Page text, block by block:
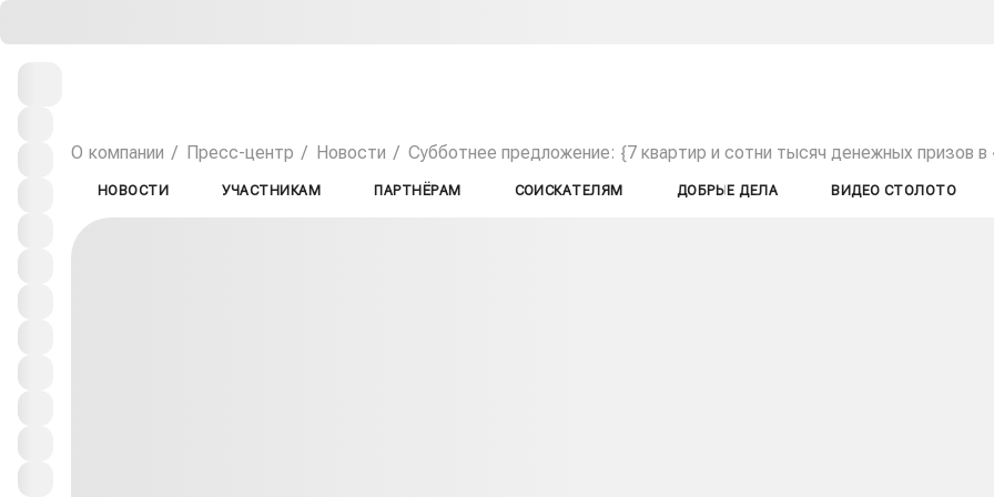
О компании Пресс-центр Новости Субботнее предложение: {7 квартир и сотни тысяч денежных призов
НОВОСТИ УЧАСТНИКАМ ПАРТНЁРАМ СОИСКАТЕЛЯМ ДОБРЫЕ ДЕЛА ВИДЕО СТОЛОТО